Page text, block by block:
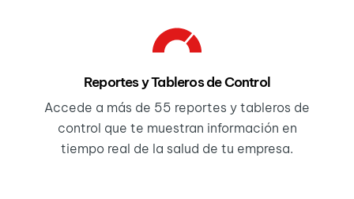
Reportes y Tableros de Control
Accede a más de 55 reportes y tableros de
control que te muestran información en
tiempo real de la salud de tu empresa.